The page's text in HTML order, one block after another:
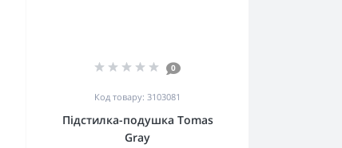
0
Код товару: 3103081
Підстилка-подушка Tomas
Gray